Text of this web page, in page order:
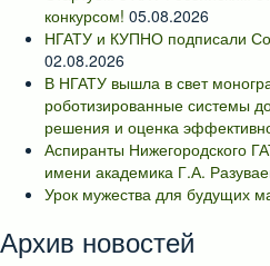
конкурсом! 05.08.2026
НГАТУ и КУПНО подписали
02.08.2026
В НГАТУ вышла в свет
роботизированные системы
решения и оценка
Аспиранты Нижегородского
имени академика Г.А.
Урок мужества для будущих
Архив новостей